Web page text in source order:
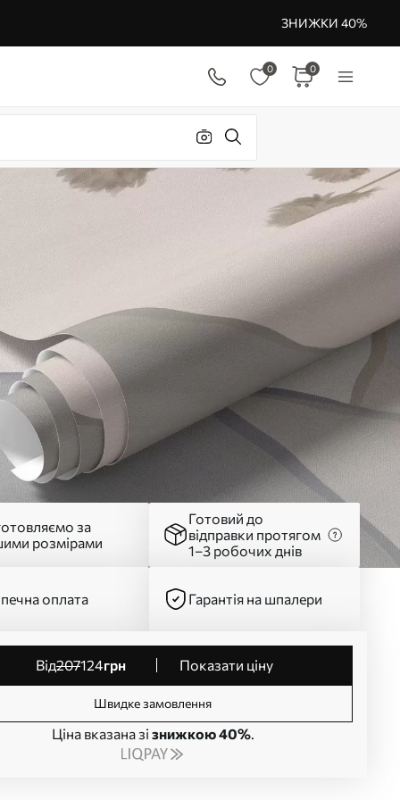
ЗНИЖКИ 40%
0 0
за
розмірами
Готовий до
відправки протягом
1–3 робочих днів
оплата Гарантія на шпалери
від207124грн Показати ціну
Швидке замовлення
Ціна вказана зі знижкою 40%.